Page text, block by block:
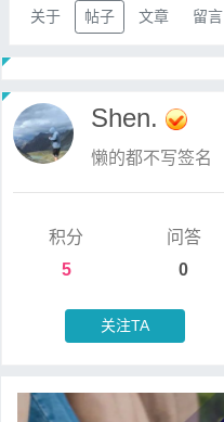
关于 帖子 文章 留言
Shen.
懒的都不写签名
积分
5
问答
0
关注TA